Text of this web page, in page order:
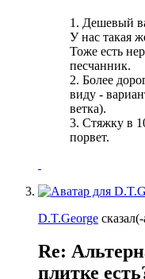
1. Дешевый
У нас такая
Тоже есть
песчанник.
2. Более
виду -
ветка).
3. Стяжку в
порвет.
D.T.George
Re:
плитке